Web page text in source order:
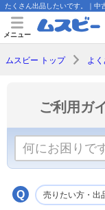
たくさん出品したいです。｜中
メニュー
ムスビー トップ よ
ご利用ガ
売りたい方・出